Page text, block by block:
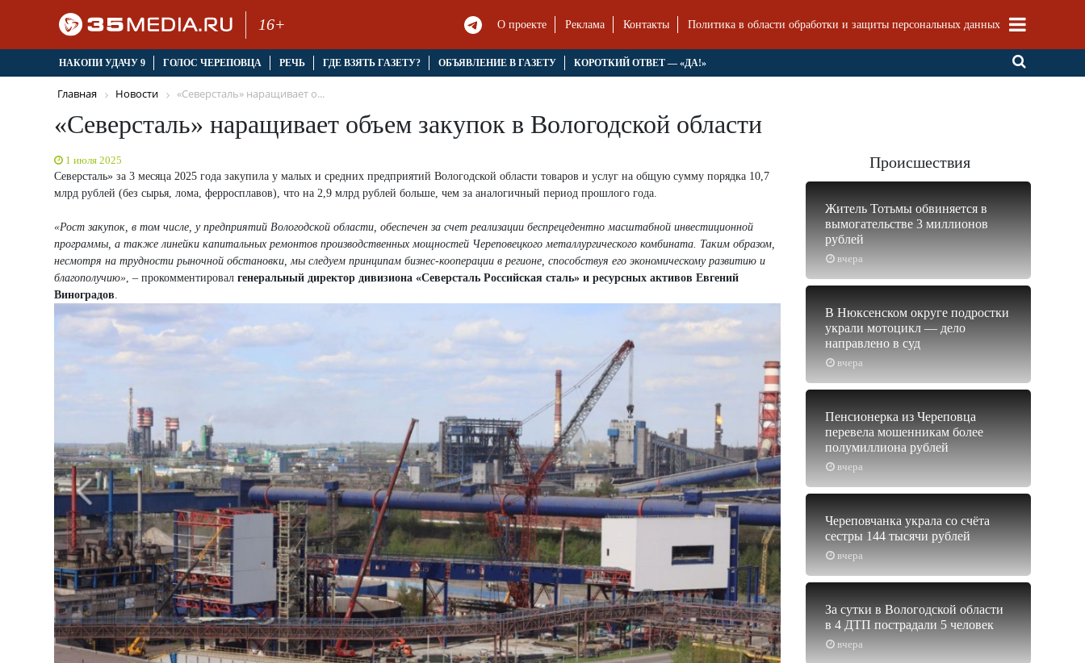
16+ О проекте Реклама Контакты Политика в области обработки и защиты персональных данных
НАКОПИ УДАЧУ 9 ГОЛОС ЧЕРЕПОВЦА РЕЧЬ ГДЕ ВЗЯТЬ ГАЗЕТУ? ОБЪЯВЛЕНИЕ В ГАЗЕТУ КОРОТКИЙ ОТВЕТ — «ДА!»
Главная Новости «Северсталь» наращивает о...
«Северсталь» наращивает объем закупок в Вологодской области
1 июля 2025
Северсталь» за 3 месяца 2025 года закупила у малых и средних предприятий Вологодской области товаров и услуг на общую сумму порядка 10,7
млрд рублей (без сырья, лома, ферросплавов), что на 2,9 млрд рублей больше, чем за аналогичный период прошлого года.
«Рост закупок, в том числе, у предприятий Вологодской области, обеспечен за счет реализации беспрецедентно масштабной инвестиционной
программы, а также линейки капитальных ремонтов производственных мощностей Череповецкого металлургического комбината. Таким образом,
несмотря на трудности рыночной обстановки, мы следуем принципам бизнес-кооперации в регионе, способствуя его экономическому развитию и
благополучию» , – прокомментировал генеральный директор дивизиона «Северсталь Российская сталь» и ресурсных активов Евгений
Виноградов
Происшествия
вчера
Житель Тотьмы обвиняется в
вымогательстве 3 миллионов
рублей
вчера
В Нюксенском округе подростки
украли мотоцикл — дело
направлено в суд
вчера
Пенсионерка из Череповца
перевела мошенникам более
полумиллиона рублей
вчера
Череповчанка украла со счёта
сестры 144 тысячи рублей
вчера
За сутки в Вологодской области
в 4 ДТП пострадали 5 человек